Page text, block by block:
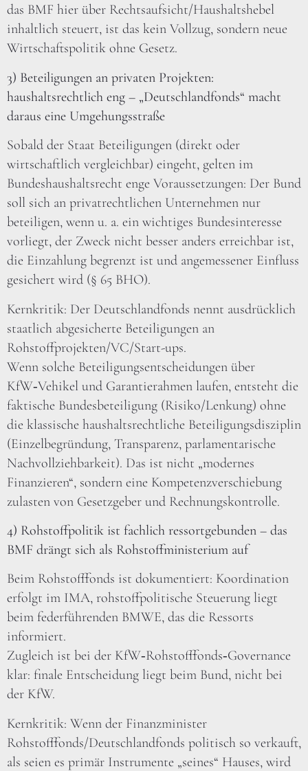
das BMF hier über Rechtsaufsicht/Haushaltshebel
inhaltlich steuert, ist das kein Vollzug, sondern neue
Wirtschaftspolitik ohne Gesetz.
3) Beteiligungen an privaten Projekten:
haushaltsrechtlich eng – „Deutschlandfonds“ macht
daraus eine Umgehungsstraße
Sobald der Staat Beteiligungen (direkt oder
wirtschaftlich vergleichbar) eingeht, gelten im
Bundeshaushaltsrecht enge Voraussetzungen: Der Bund
soll sich an privatrechtlichen Unternehmen nur
beteiligen, wenn u. a. ein wichtiges Bundesinteresse
vorliegt, der Zweck nicht besser anders erreichbar ist,
die Einzahlung begrenzt ist und angemessener Einfluss
gesichert wird (§ 65 BHO).
Kernkritik: Der Deutschlandfonds nennt ausdrücklich
staatlich abgesicherte Beteiligungen an
Rohstoffprojekten/VC/Start-ups.
Wenn solche Beteiligungsentscheidungen über
KfW‑Vehikel und Garantierahmen laufen, entsteht die
faktische Bundesbeteiligung (Risiko/Lenkung) ohne
die klassische haushaltsrechtliche Beteiligungsdisziplin
(Einzelbegründung, Transparenz, parlamentarische
Nachvollziehbarkeit). Das ist nicht „modernes
Finanzieren“, sondern eine Kompetenzverschiebung
zulasten von Gesetzgeber und Rechnungskontrolle.
4) Rohstoffpolitik ist fachlich ressortgebunden – das
BMF drängt sich als Rohstoffministerium auf
Beim Rohstofffonds ist dokumentiert: Koordination
erfolgt im IMA, rohstoffpolitische Steuerung liegt
beim federführenden BMWE, das die Ressorts
informiert.
Zugleich ist bei der KfW‑Rohstofffonds‑Governance
klar: finale Entscheidung liegt beim Bund, nicht bei
der KfW.
Kernkritik: Wenn der Finanzminister
Rohstofffonds/Deutschlandfonds politisch so verkauft,
als seien es primär Instrumente „seines“ Hauses, wird